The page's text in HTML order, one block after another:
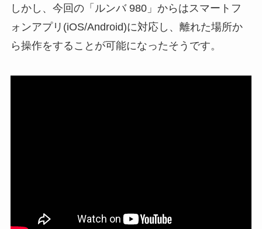
しかし、今回の「ルンバ 980」からはスマートフ
ォンアプリ(iOS/Android)に対応し、離れた場所か
ら操作をすることが可能になったそうです。